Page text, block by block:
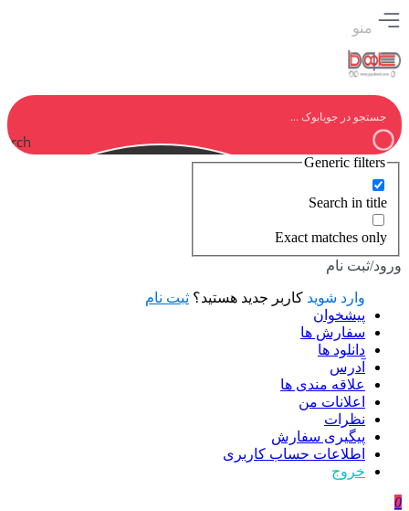
منو
Generic filters
Search in title
Exact matches only
ورود/ثبت نام
وارد شوید کاربر جدید هستید؟ ثبت نام
پیشخوان
سفارش ها
دانلود ها
آدرس
علاقه مندی ها
اعلانات من
نظرات
پیگیری سفارش
اطلاعات حساب كاربری
خروج
0